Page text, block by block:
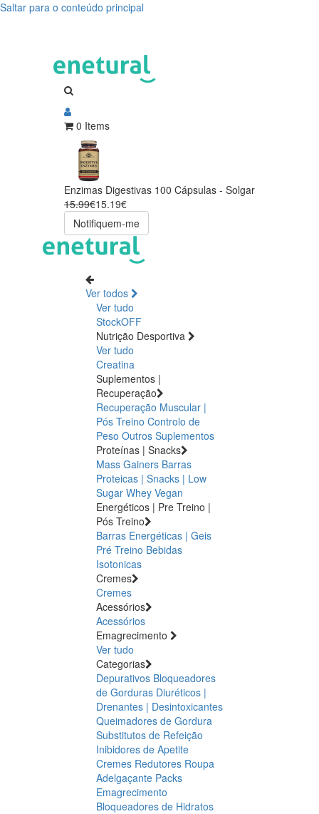
Saltar para o conteúdo principal
0 Items
Enzimas Digestivas 100 Cápsulas - Solgar
15.99€15.19€
Notifiquem-me
Ver todos
Ver tudo
StockOFF
Nutrição Desportiva
Ver tudo
Creatina
Suplementos |
Recuperação
Recuperação Muscular |
Pós Treino Controlo de
Peso Outros Suplementos
Proteínas | Snacks
Mass Gainers Barras
Proteicas | Snacks | Low
Sugar Whey Vegan
Energéticos | Pre Treino |
Pós Treino
Barras Energéticas | Geis
Pré Treino Bebidas
Isotonicas
Cremes
Cremes
Acessórios
Acessórios
Emagrecimento
Ver tudo
Categorias
Depurativos Bloqueadores
de Gorduras Diuréticos |
Drenantes | Desintoxicantes
Queimadores de Gordura
Substitutos de Refeição
Inibidores de Apetite
Cremes Redutores Roupa
Adelgaçante Packs
Emagrecimento
Bloqueadores de Hidratos